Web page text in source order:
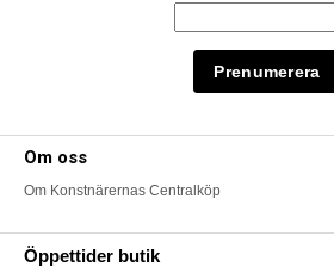
Om oss
Om Konstnärernas Centralköp
Öppettider butik